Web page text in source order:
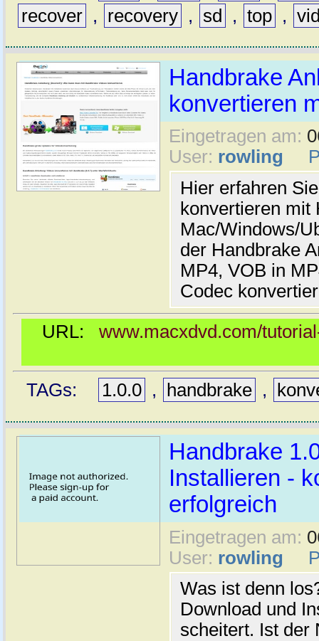
recover , recovery , sd , top ,
Handbrake
konvertieren
Eingetragen am:
User: rowling
Hier erfahren
konvertieren mit
Mac/Windows/
der Handbrake
MP4, VOB in
Codec
URL: www.macxdvd.com/
TAGs: 1.0.0 , handbrake ,
Handbrake
Installieren -
erfolgreich
Eingetragen am:
User: rowling
Was ist denn
Download und
scheitert. Ist der